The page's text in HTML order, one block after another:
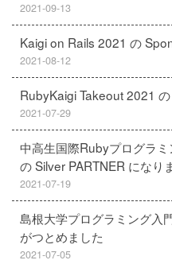
2021-09-13
Kaigi on Rails 2021 の
2021-08-12
RubyKaigi Takeout 2021
2021-07-29
中高生国際Rubyプログラ
の Silver PARTNER になり
2021-07-19
島根大学プログラミング入
がつとめました
2021-07-05